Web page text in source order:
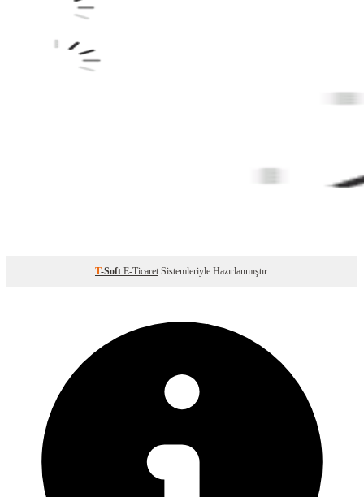
T-Soft E-Ticaret Sistemleriyle Hazırlanmıştır.